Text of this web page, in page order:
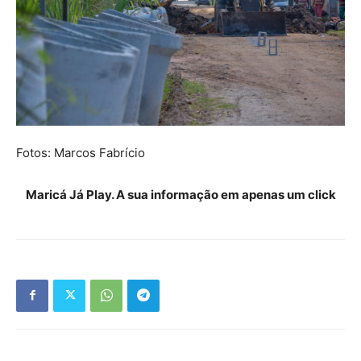
Fotos: Marcos Fabrício
Maricá Já Play. A sua informação em apenas um click